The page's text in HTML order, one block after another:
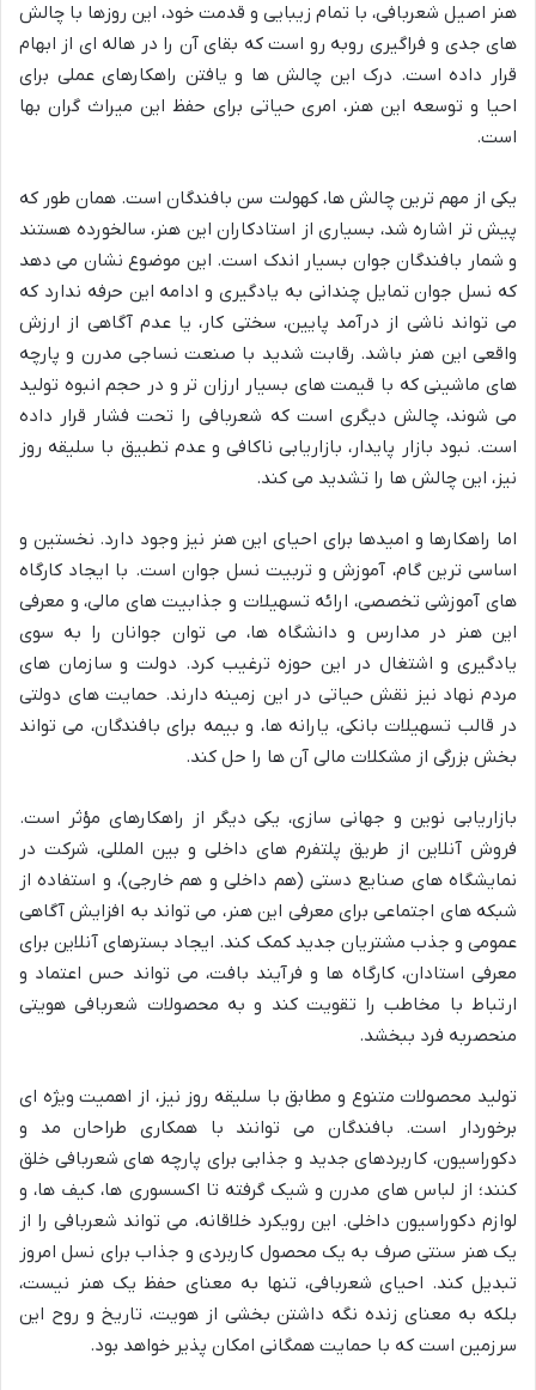
هنر اصیل شعربافی، با تمام زیبایی و قدمت خود، این روزها با چالش
های جدی و فراگیری روبه رو است که بقای آن را در هاله ای از ابهام
قرار داده است. درک این چالش ها و یافتن راهکارهای عملی برای
احیا و توسعه این هنر، امری حیاتی برای حفظ این میراث گران بها
است.
یکی از مهم ترین چالش ها، کهولت سن بافندگان است. همان طور که
پیش تر اشاره شد، بسیاری از استادکاران این هنر، سالخورده هستند
و شمار بافندگان جوان بسیار اندک است. این موضوع نشان می دهد
که نسل جوان تمایل چندانی به یادگیری و ادامه این حرفه ندارد که
می تواند ناشی از درآمد پایین، سختی کار، یا عدم آگاهی از ارزش
واقعی این هنر باشد. رقابت شدید با صنعت نساجی مدرن و پارچه
های ماشینی که با قیمت های بسیار ارزان تر و در حجم انبوه تولید
می شوند، چالش دیگری است که شعربافی را تحت فشار قرار داده
است. نبود بازار پایدار، بازاریابی ناکافی و عدم تطبیق با سلیقه روز
نیز، این چالش ها را تشدید می کند.
اما راهکارها و امیدها برای احیای این هنر نیز وجود دارد. نخستین و
اساسی ترین گام، آموزش و تربیت نسل جوان است. با ایجاد کارگاه
های آموزشی تخصصی، ارائه تسهیلات و جذابیت های مالی، و معرفی
این هنر در مدارس و دانشگاه ها، می توان جوانان را به سوی
یادگیری و اشتغال در این حوزه ترغیب کرد. دولت و سازمان های
مردم نهاد نیز نقش حیاتی در این زمینه دارند. حمایت های دولتی
در قالب تسهیلات بانکی، یارانه ها، و بیمه برای بافندگان، می تواند
بخش بزرگی از مشکلات مالی آن ها را حل کند.
بازاریابی نوین و جهانی سازی، یکی دیگر از راهکارهای مؤثر است.
فروش آنلاین از طریق پلتفرم های داخلی و بین المللی، شرکت در
نمایشگاه های صنایع دستی (هم داخلی و هم خارجی)، و استفاده از
شبکه های اجتماعی برای معرفی این هنر، می تواند به افزایش آگاهی
عمومی و جذب مشتریان جدید کمک کند. ایجاد بسترهای آنلاین برای
معرفی استادان، کارگاه ها و فرآیند بافت، می تواند حس اعتماد و
ارتباط با مخاطب را تقویت کند و به محصولات شعربافی هویتی
منحصربه فرد ببخشد.
تولید محصولات متنوع و مطابق با سلیقه روز نیز، از اهمیت ویژه ای
برخوردار است. بافندگان می توانند با همکاری طراحان مد و
دکوراسیون، کاربردهای جدید و جذابی برای پارچه های شعربافی خلق
کنند؛ از لباس های مدرن و شیک گرفته تا اکسسوری ها، کیف ها، و
لوازم دکوراسیون داخلی. این رویکرد خلاقانه، می تواند شعربافی را از
یک هنر سنتی صرف به یک محصول کاربردی و جذاب برای نسل امروز
تبدیل کند. احیای شعربافی، تنها به معنای حفظ یک هنر نیست،
بلکه به معنای زنده نگه داشتن بخشی از هویت، تاریخ و روح این
سرزمین است که با حمایت همگانی امکان پذیر خواهد بود.